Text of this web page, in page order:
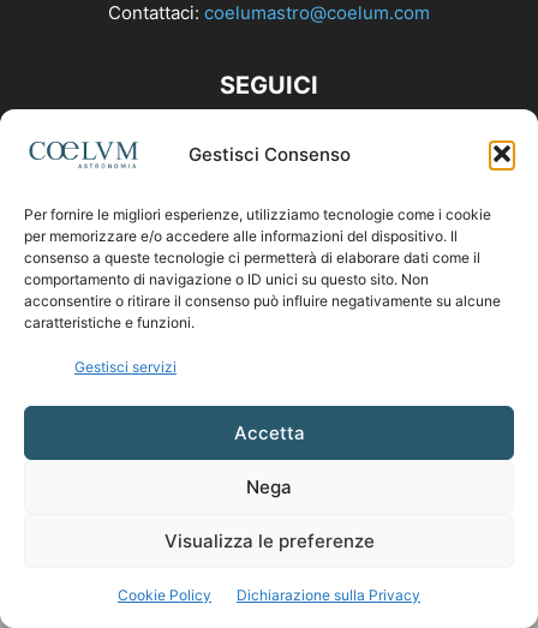
Gestisci Consenso
Per fornire le migliori esperienze, utilizziamo tecnologie come i cookie
per memorizzare e/o accedere alle informazioni del dispositivo. Il
consenso a queste tecnologie ci permetterà di elaborare dati come il
comportamento di navigazione o ID unici su questo sito. Non
acconsentire o ritirare il consenso può influire negativamente su alcune
caratteristiche e funzioni.
Gestisci servizi
Accetta
Nega
Visualizza le preferenze
Cookie Policy Dichiarazione sulla Privacy
Contattaci: coelumastro@coelum.com
SEGUICI